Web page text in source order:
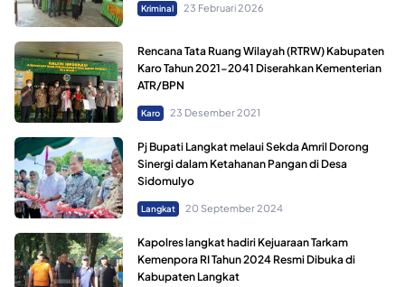
Kriminal 23 Februari 2026
Rencana Tata Ruang Wilayah (RTRW) Kabupaten
Karo Tahun 2021-2041 Diserahkan Kementerian
ATR/BPN
Karo 23 Desember 2021
Pj Bupati Langkat melaui Sekda Amril Dorong
Sinergi dalam Ketahanan Pangan di Desa
Sidomulyo
Langkat 20 September 2024
Kapolres langkat hadiri Kejuaraan Tarkam
Kemenpora RI Tahun 2024 Resmi Dibuka di
Kabupaten Langkat